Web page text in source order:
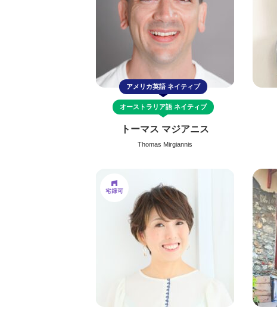
アメリカ英語ネイティブ
オーストラリア語ネイティブ
トーマス マジアニス
Thomas Mirgiannis